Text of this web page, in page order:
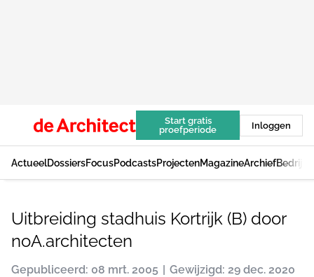
Start gratis
proefperiode
Inloggen
ActueelDossiersFocusPodcastsProjectenMagazineArchief
Uitbreiding stadhuis Kortrijk (B) door
noA.architecten
Gepubliceerd: 08 mrt. 2005 Gewijzigd: 29 dec. 2020